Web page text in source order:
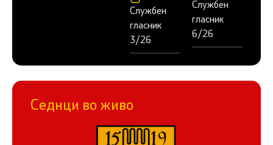
Службен
гласник
3/26
Службен
гласник
6/26
Седнци во живо